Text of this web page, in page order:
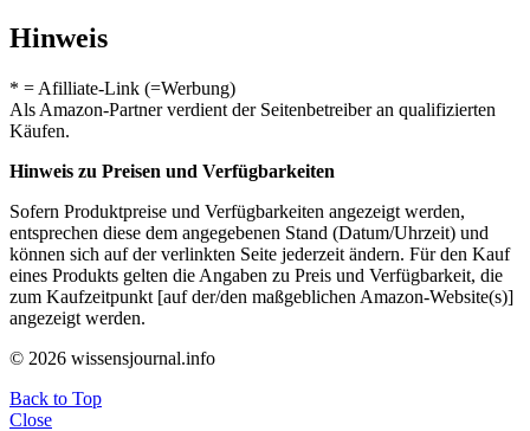
Hinweis
* = Afilliate-Link (=Werbung)
Als Amazon-Partner verdient der Seitenbetreiber an qualifizierten
Käufen.
Hinweis zu Preisen und Verfügbarkeiten
Sofern Produktpreise und Verfügbarkeiten angezeigt werden,
entsprechen diese dem angegebenen Stand (Datum/Uhrzeit) und
können sich auf der verlinkten Seite jederzeit ändern. Für den Kauf
eines Produkts gelten die Angaben zu Preis und Verfügbarkeit, die
zum Kaufzeitpunkt [auf der/den maßgeblichen Amazon-Website(s)]
angezeigt werden.
© 2026 wissensjournal.info
Back to Top
Close